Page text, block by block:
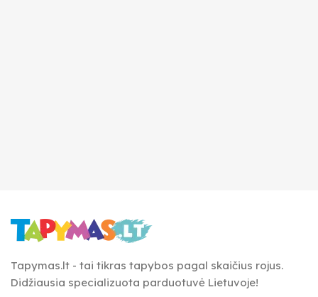
Tapymas.lt - tai tikras tapybos pagal skaičius rojus.
Didžiausia specializuota parduotuvė Lietuvoje!